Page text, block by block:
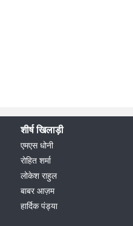
शीर्ष खिलाड़ी
एमएस धोनी
रोहित शर्मा
लोकेश राहुल
बाबर आज़म
हार्दिक पंड्या